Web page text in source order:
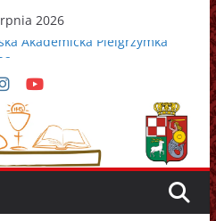
2026
Akademicka Pielgrzymka
Leon XIV
Franciszek
nowym metropolitą
Kazimierz Apel